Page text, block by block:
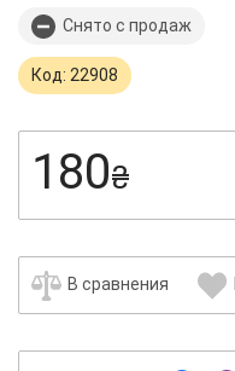
Снято с продаж
Код: 22908
180₴
В сравнения